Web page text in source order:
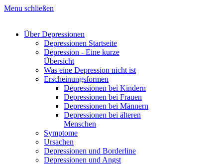
Menu schließen
Über Depressionen
Depressionen Startseite
Depression - Eine kurze
Übersicht
Was eine Depression nicht ist
Erscheinungsformen
Depressionen bei Kindern
Depressionen bei Frauen
Depressionen bei Männern
Depressionen bei älteren
Menschen
Symptome
Ursachen
Depressionen und Borderline
Depressionen und Angst